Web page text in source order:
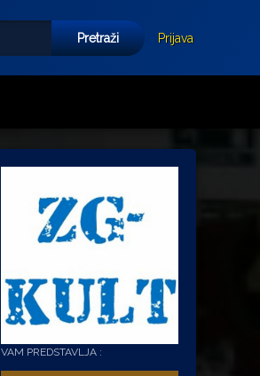
Prijava
VAM PREDSTAVLJA :